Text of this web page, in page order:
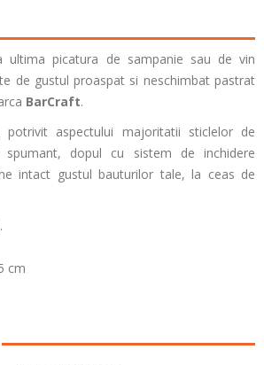
ultima picatura de sampanie sau de vin
de gustul proaspat si neschimbat pastrat
BarCraft.
aspectului majoritatii sticlelor de
dopul cu sistem de inchidere
intact gustul bauturilor tale, la ceas de
cm